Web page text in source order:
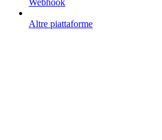
Webhook
Altre piattaforme